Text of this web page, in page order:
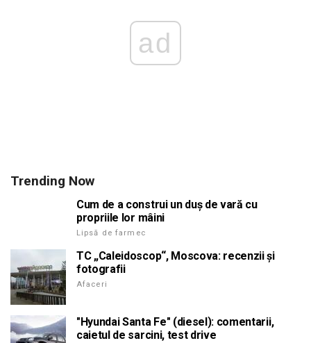
ad
Trending Now
Cum de a construi un duș de vară cu
propriile lor mâini
Lipsă de farmec
TC „Caleidoscop“, Moscova: recenzii și
fotografii
Afaceri
"Hyundai Santa Fe" (diesel): comentarii,
caietul de sarcini, test drive